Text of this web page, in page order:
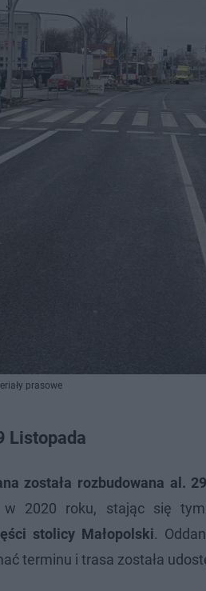
prasowe
Listopada
została rozbudowana al.
w 2020 roku, stając się
stolicy Małopolski.
terminu i trasa została